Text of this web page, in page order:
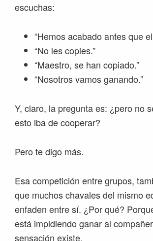
escuchas:
“Hemos acabado antes que
“No les copies.”
“Maestro, se han copiado.”
“Nosotros vamos ganando.”
Y, claro, la pregunta es: ¿pero no
esto iba de cooperar?
Pero te digo más.
Esa competición entre grupos,
que muchos chavales del mismo
enfaden entre sí. ¿Por qué?
está impidiendo ganar al
sensación existe.